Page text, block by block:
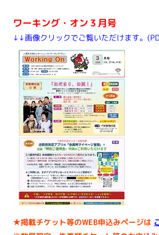
ワーキング・オン３月号
↓↓画像クリックでご覧いただけます。
★掲載チケット等のWEB申込みページは